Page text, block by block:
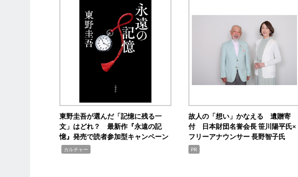
東野圭吾が選んだ「記憶に残る一
文」はどれ？ 最新作『永遠の記
憶』発売で読者参加型キャンペーン
カルチャー
故人の「想い」かなえる 遺贈寄
付 日本財団名誉会長 笹川陽平氏×
フリーアナウンサー 長野智子氏
PR